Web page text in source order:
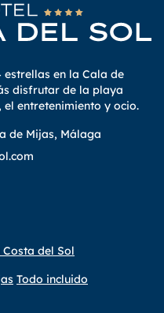
en la Cala de
disfrutar de la playa
entretenimiento y ocio.
de Mijas, Málaga
del Sol
Todo incluido